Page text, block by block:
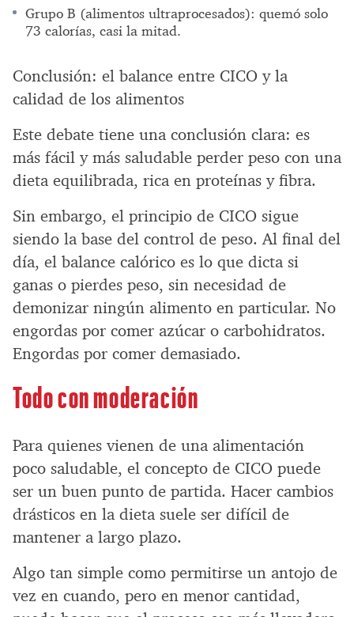
Grupo B (alimentos ultraprocesados): quemó solo
73 calorías, casi la mitad.
Conclusión: el balance entre CICO y la
calidad de los alimentos
Este debate tiene una conclusión clara: es
más fácil y más saludable perder peso con una
dieta equilibrada, rica en proteínas y fibra.
Sin embargo, el principio de CICO sigue
siendo la base del control de peso. Al final del
día, el balance calórico es lo que dicta si
ganas o pierdes peso, sin necesidad de
demonizar ningún alimento en particular. No
engordas por comer azúcar o carbohidratos.
Engordas por comer demasiado.
Todo con moderación
Para quienes vienen de una alimentación
poco saludable, el concepto de CICO puede
ser un buen punto de partida. Hacer cambios
drásticos en la dieta suele ser difícil de
mantener a largo plazo.
Algo tan simple como permitirse un antojo de
vez en cuando, pero en menor cantidad,